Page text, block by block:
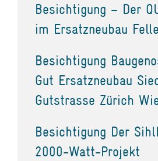
Besichtigung – Der
im Ersatzneubau
Besichtigung
Gut Ersatzneubau
Gutstrasse Zürich
Besichtigung Der
2000-Watt-Projekt